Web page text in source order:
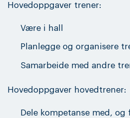
Hovedoppgaver trener:
Være i hall
Planlegge og organisere
Samarbeide med andre
Hovedoppgaver hovedtrener:
Dele kompetanse med, og